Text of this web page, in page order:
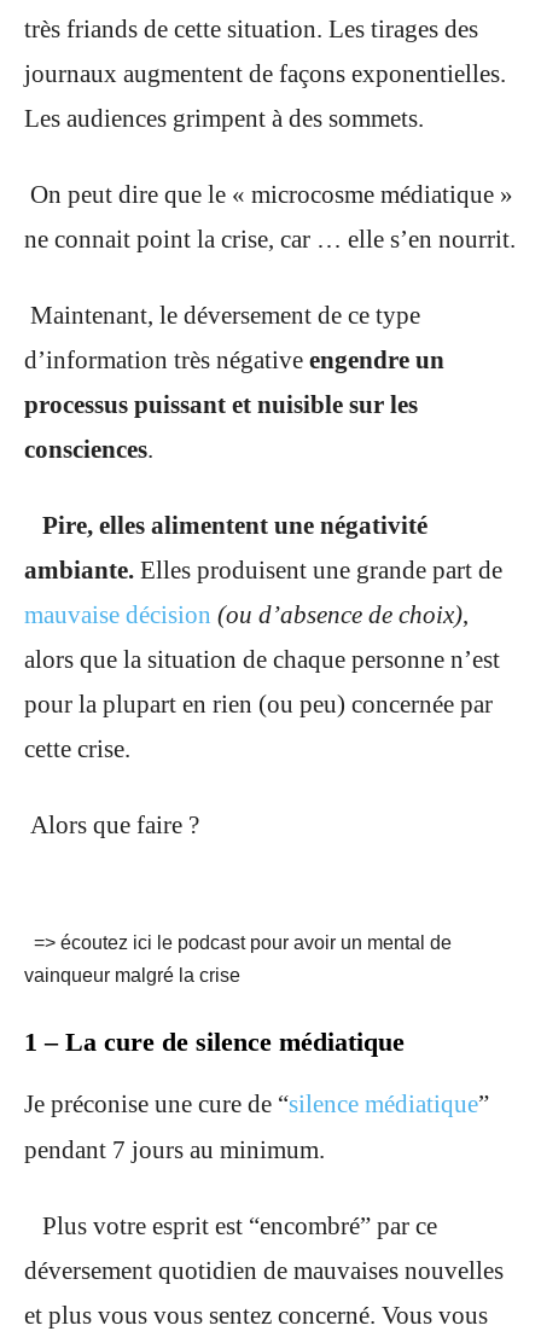
très friands de cette situation. Les tirages des
journaux augmentent de façons exponentielles.
Les audiences grimpent à des sommets.
On peut dire que le « microcosme médiatique »
ne connait point la crise, car … elle s’en nourrit.
Maintenant, le déversement de ce type
d’information très négative engendre un
processus puissant et nuisible sur les
consciences.
Pire, elles alimentent une négativité
ambiante. Elles produisent une grande part de
mauvaise décision (ou d’absence de choix),
alors que la situation de chaque personne n’est
pour la plupart en rien (ou peu) concernée par
cette crise.
Alors que faire ?
=> écoutez ici le podcast pour avoir un mental de
vainqueur malgré la crise
1 – La cure de silence médiatique
Je préconise une cure de “silence médiatique”
pendant 7 jours au minimum.
Plus votre esprit est “encombré” par ce
déversement quotidien de mauvaises nouvelles
et plus vous vous sentez concerné. Vous vous